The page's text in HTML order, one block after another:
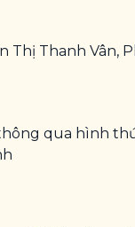
Thị Thanh Vân,
qua hình